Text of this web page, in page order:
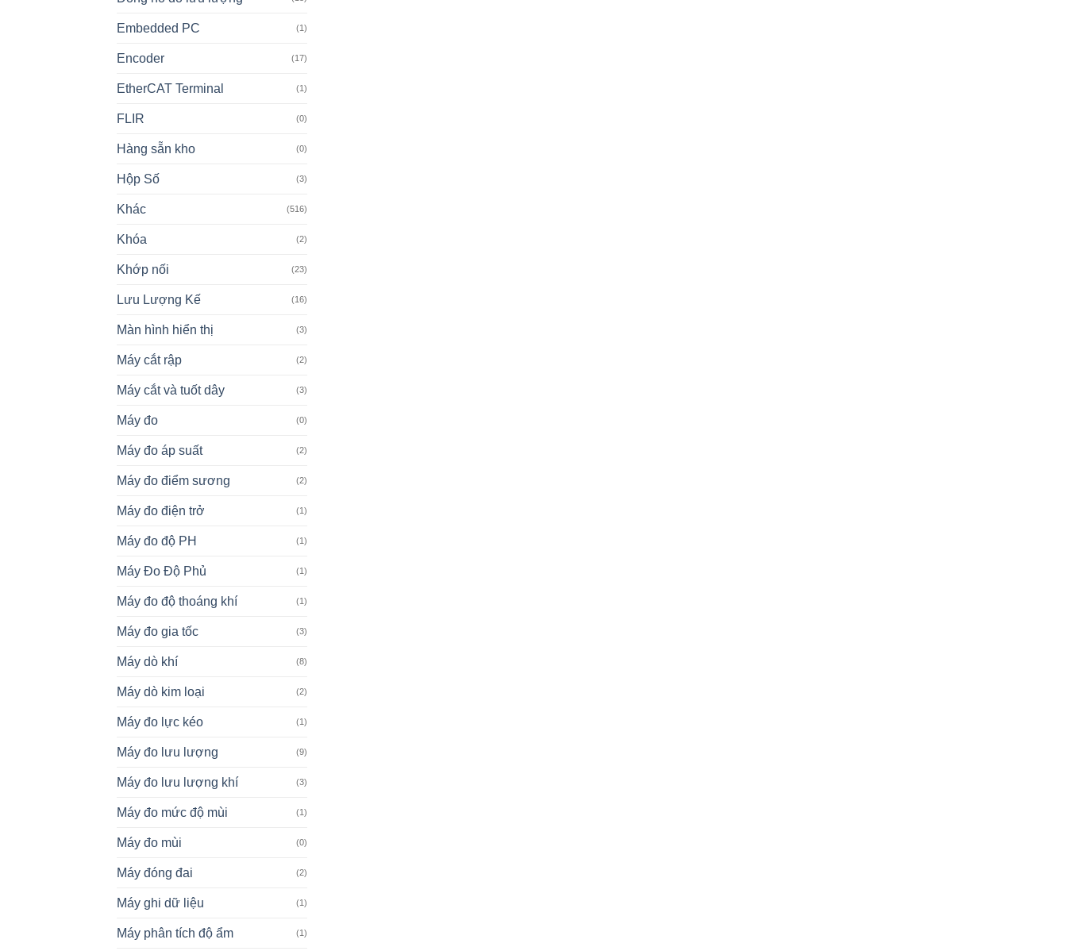
Embedded PC (1)
Encoder (17)
EtherCAT Terminal (1)
FLIR (0)
Hàng sẵn kho (0)
Hộp Số (3)
Khác (516)
Khóa (2)
Khớp nối (23)
Lưu Lượng Kế (16)
Màn hình hiển thị (3)
Máy cắt rập (2)
Máy cắt và tuốt dây (3)
Máy đo (0)
Máy đo áp suất (2)
Máy đo điểm sương (2)
Máy đo điện trở (1)
Máy đo độ PH (1)
Máy Đo Độ Phủ (1)
Máy đo độ thoáng khí (1)
Máy đo gia tốc (3)
Máy dò khí (8)
Máy dò kim loại (2)
Máy đo lực kéo (1)
Máy đo lưu lượng (9)
Máy đo lưu lượng khí (3)
Máy đo mức độ mùi (1)
Máy đo mùi (0)
Máy đóng đai (2)
Máy ghi dữ liệu (1)
Máy phân tích độ ẩm (1)